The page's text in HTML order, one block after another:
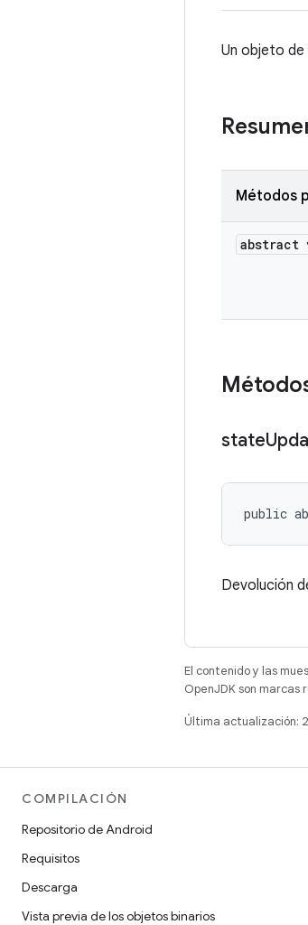
Un objeto
Métodos
abstract
state
public
Devolución
El contenido y las
OpenJDK son marcas
Última actualización:
COMPILACIÓN
Repositorio de Android
Requisitos
Descarga
Vista previa de los objetos binarios